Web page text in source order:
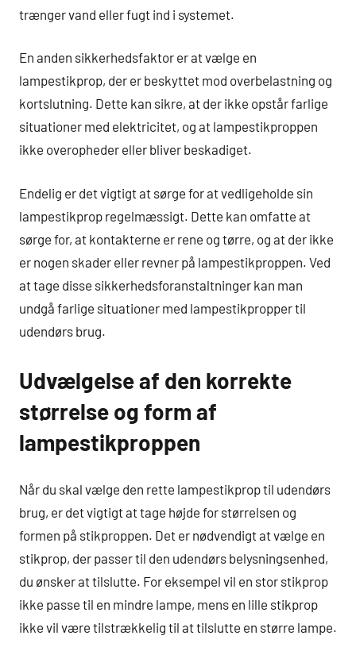
trænger vand eller fugt ind i systemet.
En anden sikkerhedsfaktor er at vælge en
lampestikprop, der er beskyttet mod overbelastning og
kortslutning. Dette kan sikre, at der ikke opstår farlige
situationer med elektricitet, og at lampestikproppen
ikke overopheder eller bliver beskadiget.
Endelig er det vigtigt at sørge for at vedligeholde sin
lampestikprop regelmæssigt. Dette kan omfatte at
sørge for, at kontakterne er rene og tørre, og at der ikke
er nogen skader eller revner på lampestikproppen. Ved
at tage disse sikkerhedsforanstaltninger kan man
undgå farlige situationer med lampestikpropper til
udendørs brug.
Udvælgelse af den korrekte
størrelse og form af
lampestikproppen
Når du skal vælge den rette lampestikprop til udendørs
brug, er det vigtigt at tage højde for størrelsen og
formen på stikproppen. Det er nødvendigt at vælge en
stikprop, der passer til den udendørs belysningsenhed,
du ønsker at tilslutte. For eksempel vil en stor stikprop
ikke passe til en mindre lampe, mens en lille stikprop
ikke vil være tilstrækkelig til at tilslutte en større lampe.